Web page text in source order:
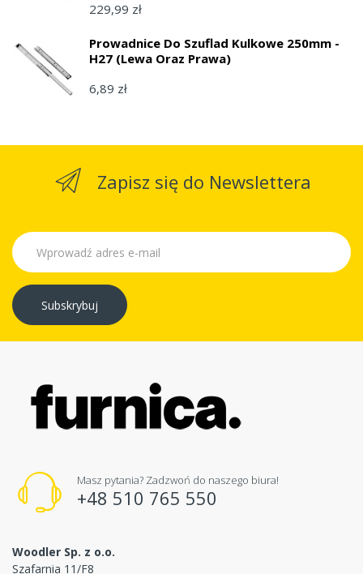
229,99 zł
Prowadnice Do Szuflad Kulkowe 250mm -
H27 (lewa Oraz Prawa)
6,89 zł
Zapisz się do Newslettera
Subskrybuj
Masz pytania? Zadzwoń do naszego biura!
+48 510 765 550
Woodler Sp. z o.o.
Szafarnia 11/F8